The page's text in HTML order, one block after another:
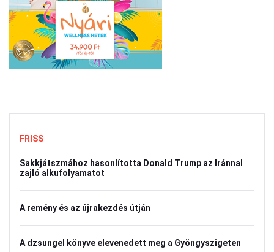
FRISS
Sakkjátszmához hasonlította Donald Trump az Iránnal
zajló alkufolyamatot
A remény és az újrakezdés útján
A dzsungel könyve elevenedett meg a Gyöngyszigeten